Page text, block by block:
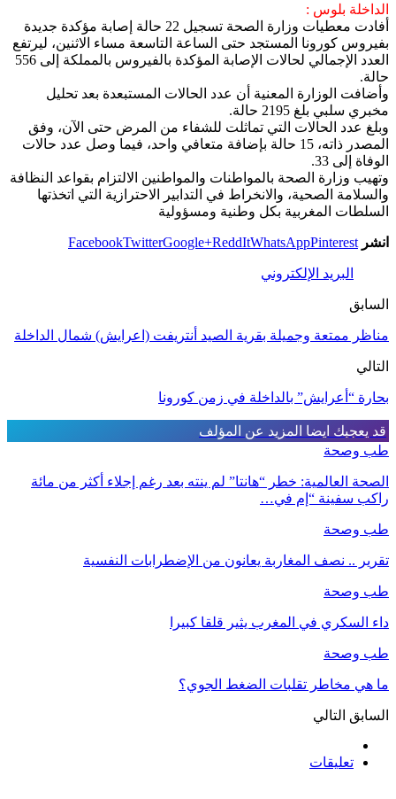
الداخلة بلوس :
أفادت معطيات وزارة الصحة تسجيل 22 حالة إصابة مؤكدة جديدة
بفيروس كورونا المستجد حتى الساعة التاسعة مساء الاثنين، ليرتفع
العدد الإجمالي لحالات الإصابة المؤكدة بالفيروس بالمملكة إلى 556
حالة.
وأضافت الوزارة المعنية أن عدد الحالات المستبعدة بعد تحليل
مخبري سلبي بلغ 2195 حالة.
وبلغ عدد الحالات التي تماثلت للشفاء من المرض حتى الآن، وفق
المصدر ذاته، 15 حالة بإضافة متعافي واحد، فيما وصل عدد حالات
الوفاة إلى 33.
وتهيب وزارة الصحة بالمواطنات والمواطنين الالتزام بقواعد النظافة
والسلامة الصحية، والانخراط في التدابير الاحترازية التي اتخذتها
السلطات المغربية بكل وطنية ومسؤولية
انشر FacebookTwitterGoogle+ReddItWhatsAppPinterest
البريد الإلكتروني
السابق
مناظر ممتعة وجميلة بقرية الصيد أنتريفت (اعرايش) شمال الداخلة
التالي
بحارة “أعرايش” بالداخلة في زمن كورونا
قد يعجبك ايضا المزيد عن المؤلف
طب وصحة
الصحة العالمية: خطر “هانتا” لم ينته بعد رغم إجلاء أكثر من مائة
راكب سفينة “إم في…
طب وصحة
تقرير .. نصف المغاربة يعانون من الإضطرابات النفسية
طب وصحة
داء السكري في المغرب يثير قلقا كبيرا
طب وصحة
ما هي مخاطر تقلبات الضغط الجوي؟
السابق التالي
تعليقات